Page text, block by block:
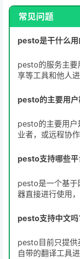
常见问题
pesto是干什么用
pesto的服务主要
享等工具和他人进
pesto的主要用户
pesto的主要用户
业者，或远程协
pesto支持哪些平
pesto是一个基于
器直接进行使用
pesto支持中文吗
pesto目前只提供
自带的翻译工具进